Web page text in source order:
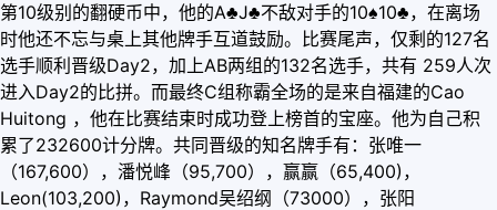
第10级别的翻硬币中，他的A♣J♣不敌对手的10♠10♣，在离场
时他还不忘与桌上其他牌手互道鼓励。比赛尾声，仅剩的127名
选手顺利晋级Day2，加上AB两组的132名选手，共有 259人次
进入Day2的比拼。而最终C组称霸全场的是来自福建的Cao
Huitong ，他在比赛结束时成功登上榜首的宝座。他为自己积
累了232600计分牌。共同晋级的知名牌手有：张唯一
（167,600），潘悦峰（95,700），赢赢（65,400)，
Leon(103,200)，Raymond吴绍纲（73000），张阳